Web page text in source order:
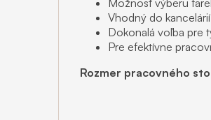
Vhodný do
Dokonalá voľba pre
Pre efektívne
Rozmer pracovného